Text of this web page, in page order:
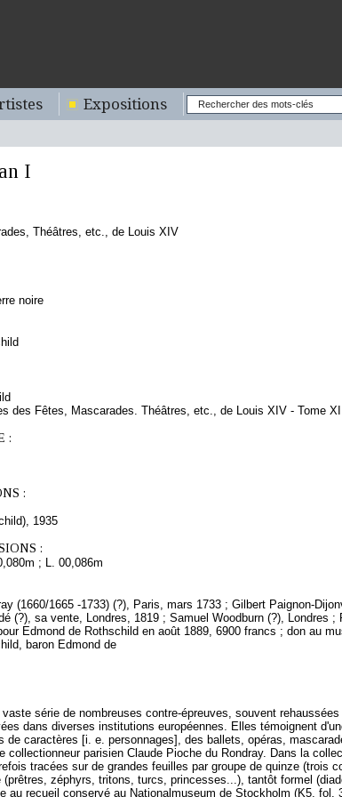
Expositions
I
Théâtres, etc., de Louis XIV
noire
des Fêtes, Mascarades. Théâtres, etc., de Louis XIV - Tome
:
:
1935
:
; L. 00,086m
(1660/1665 -1733) (?), Paris, mars 1733 ; Gilbert Paignon-
(?), sa vente, Londres, 1819 ; Samuel Woodburn (?), Londres ;
Edmond de Rothschild en août 1889, 6900 francs ; don au
baron Edmond de
série de nombreuses contre-épreuves, souvent
dans diverses institutions européennes. Elles témoignent
de caractères [i. e. personnages], des ballets, opéras,
collectionneur parisien Claude Pioche du Rondray. Dans la
tracées sur de grandes feuilles par groupe de quinze (trois
zéphyrs, tritons, turcs, princesses...), tantôt formel
au recueil conservé au Nationalmuseum de Stockholm (K5, fol.